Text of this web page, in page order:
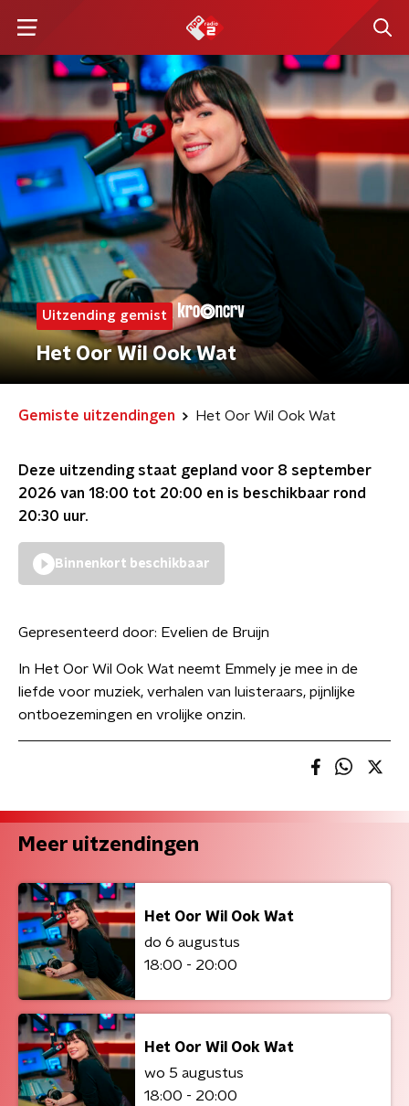
Uitzending gemist
Het Oor Wil Ook Wat
Gemiste uitzendingen Het Oor Wil Ook Wat
Deze uitzending staat gepland voor 8 september
2026 van 18:00 tot 20:00 en is beschikbaar rond
20:30 uur.
Binnenkort beschikbaar
Gepresenteerd door: Evelien de Bruijn
In Het Oor Wil Ook Wat neemt Emmely je mee in de
liefde voor muziek, verhalen van luisteraars, pijnlijke
ontboezemingen en vrolijke onzin.
Meer uitzendingen
Het Oor Wil Ook Wat
do 6 augustus
18:00 - 20:00
Het Oor Wil Ook Wat
wo 5 augustus
18:00 - 20:00